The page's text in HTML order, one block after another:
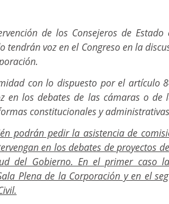
de los Consejeros de
tendrán voz en el Congreso en la
con lo dispuesto por el artículo
en los debates de las cámaras o de
constitucionales y
podrán pedir la asistencia de
en los debates de proyectos
del Gobierno. En el primer caso
Plena de la Corporación y en el